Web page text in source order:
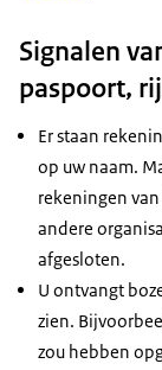
Signalen
paspoort,
Er staan
op uw naam.
rekeningen
andere
afgesloten.
U ontvangt
zien.
zou hebben